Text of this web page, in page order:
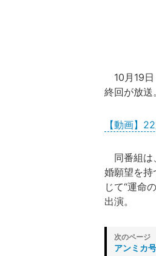
10月19日
終回が放送
【動画】
同番組は
婚願望を持
じて“運命
出演。
アンミカ